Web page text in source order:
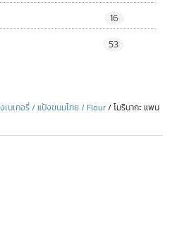
16
53
เบเกอรี่ / แป้งขนมไทย / Flour/ โมรินากะ แพน